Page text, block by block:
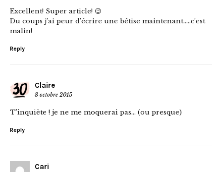
Excellent! Super article! 😉
Du coups j’ai peur d’écrire une bêtise maintenant…..c’est
malin!
Reply
Claire
8 octobre 2015
T’inquiète ! je ne me moquerai pas… (ou presque)
Reply
Cari